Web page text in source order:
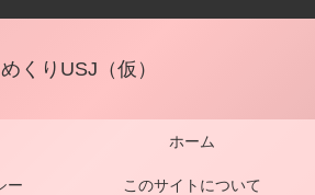
くりUSJ（仮）
ホーム
ー このサイトについて